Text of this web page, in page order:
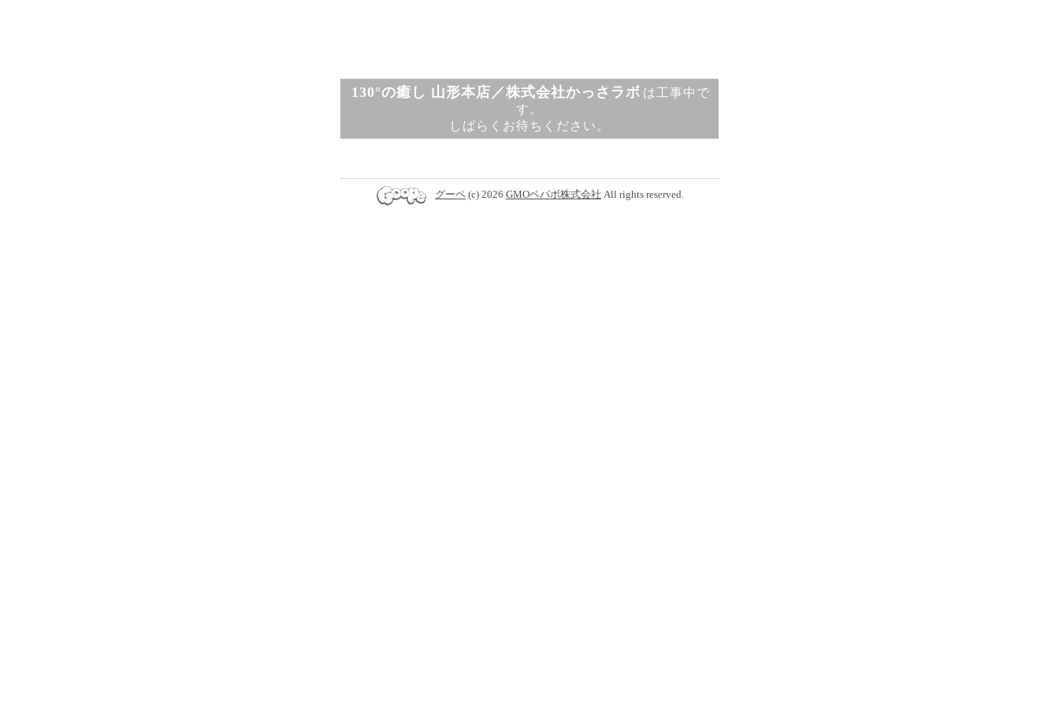
130°の癒し 山形本店／株式会社かっさラボ は工事中で
す。
しばらくお待ちください。
グーペ (c) 2026 GMOペパボ株式会社 All rights reserved.